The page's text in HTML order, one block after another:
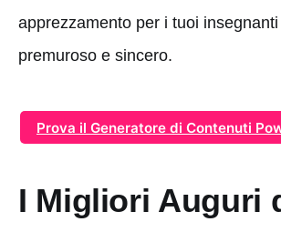
apprezzamento per i tuoi
premuroso e sincero.
Prova il Generatore di Contenuti
I Migliori Auguri